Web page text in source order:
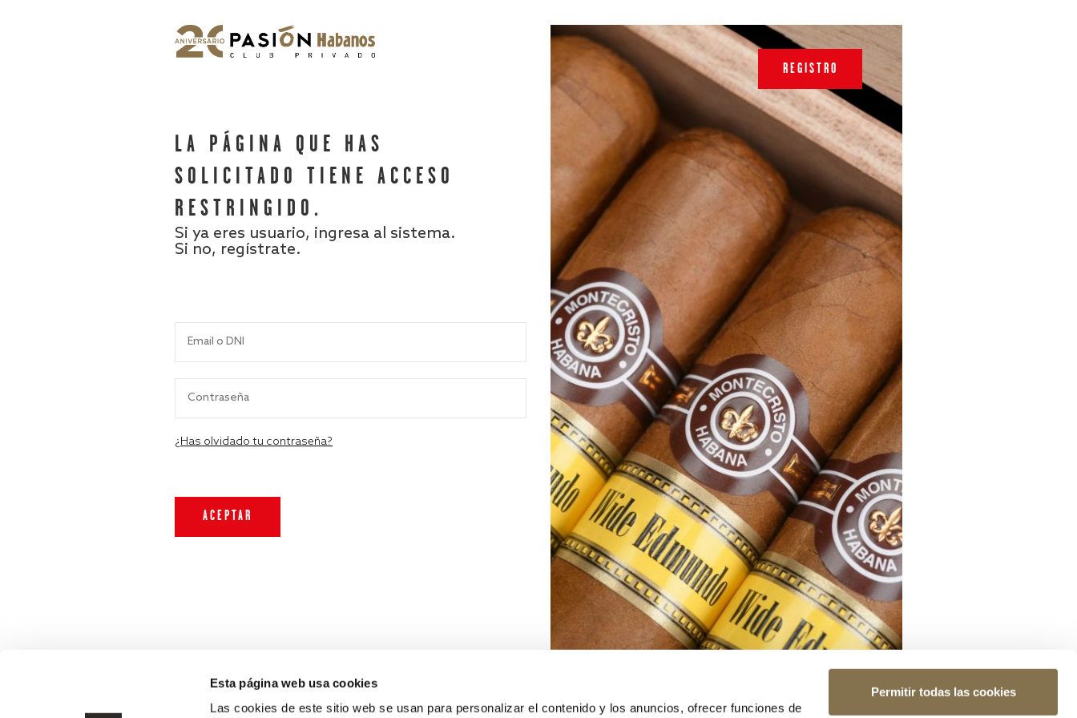
Esta página web usa cookies
Las cookies de este sitio web se usan para personalizar el contenido y los anuncios, ofrecer funciones de
Permitir todas las cookies
LA PÁGINA QUE HAS
SOLICITADO TIENE ACCESO
RESTRINGIDO.
Si ya eres usuario, ingresa al sistema.
Si no, regístrate.
¿Has olvidado tu contraseña?
REGISTRO